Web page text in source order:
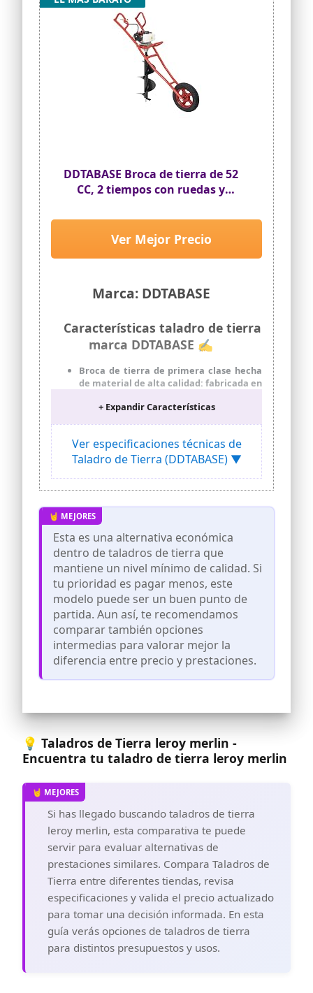
DDTABASE Broca de tierra de 52
CC, 2 tiempos con ruedas y
gasolina, refrigeración por aire,
cilindro único, negro, rojo
Marca: DDTABASE
Ver Mejor Precio
Características taladro de tierra
marca DDTABASE ✍
Broca de tierra de primera clase hecha
de material de alta calidad: fabricada en
esta broca perforadora se caracteriza
protección contra la oxidación y
durabilidad duradera para un uso
prolongado.
Potente taladro de gasolina con potente
motor: la potente potencia del motor
y suficiente fuerza de perforación para
que los movimientos de tierras se
puedan realizar agujeros de postes de
valla y agujeros para plantas sin
esfuerzo.
Gran depósito de combustible para un
funcionamiento continuo: el amplio
volumen del tanque permite
operaciones de larga duración sin
necesidad de repostar frecuentemente
durante la noche, ideal para tediosos
proyectos de excavación y perforación
en exteriores.
construcción de la pierna bien pensada
amortigua los golpes de las piedras,
raíces y suelo duro que alivia al operador
y permite un fácil manejo de una
Perforadora eficiente con disipación de
calor óptima y funcionamiento seguro:
los orificios de refrigeración distribuidos
uniformemente y la refrigeración por
aire evitan el sobrecalentamiento de los
arrancadores de retroceso prácticos, así
como el acelerador bien colocado y el
interruptor de fallo de llama garantizan
un arranque rápido y una mayor
seguridad de uso.
+ Expandir Características
Ver especificaciones técnicas de
Taladro de Tierra (DDTABASE) ▼
Esta es una alternativa económica
dentro de taladros de tierra que
mantiene un nivel mínimo de calidad. Si
tu prioridad es pagar menos, este
modelo puede ser un buen punto de
partida. Aun así, te recomendamos
comparar también opciones
intermedias para valorar mejor la
diferencia entre precio y prestaciones.
💡 Taladros de Tierra leroy merlin -
Encuentra tu taladro de tierra leroy merlin
Si has llegado buscando taladros de tierra
leroy merlin, esta comparativa te puede
servir para evaluar alternativas de
prestaciones similares. Compara Taladros de
Tierra entre diferentes tiendas, revisa
especificaciones y valida el precio actualizado
para tomar una decisión informada. En esta
guía verás opciones de taladros de tierra
para distintos presupuestos y usos.